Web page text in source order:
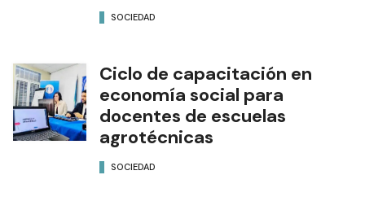
SOCIEDAD
Ciclo de capacitación en
economía social para
docentes de escuelas
agrotécnicas
SOCIEDAD